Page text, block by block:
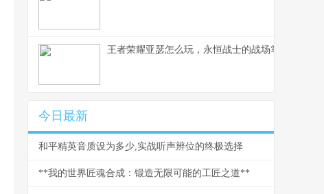
王者荣耀亚瑟怎么玩，永恒战士的战场掌握之道
今日最新
和平精英音质设为多少,实战听声辨位的终极选择
**我的世界匠魂合成：锻造无限可能的工匠之道**